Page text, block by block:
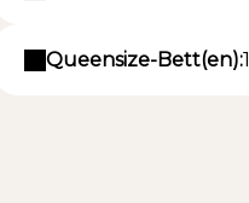
Queensize-Bett(en):1